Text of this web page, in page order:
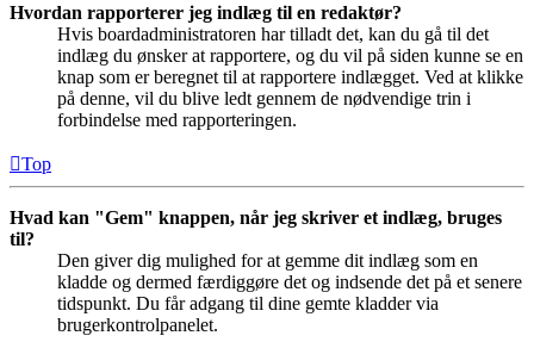
Hvordan rapporterer jeg indlæg til en redaktør?
Hvis boardadministratoren har tilladt det, kan du gå til det
indlæg du ønsker at rapportere, og du vil på siden kunne se en
knap som er beregnet til at rapportere indlægget. Ved at klikke
på denne, vil du blive ledt gennem de nødvendige trin i
forbindelse med rapporteringen.
Top
Hvad kan "Gem" knappen, når jeg skriver et indlæg, bruges
til?
Den giver dig mulighed for at gemme dit indlæg som en
kladde og dermed færdiggøre det og indsende det på et senere
tidspunkt. Du får adgang til dine gemte kladder via
brugerkontrolpanelet.